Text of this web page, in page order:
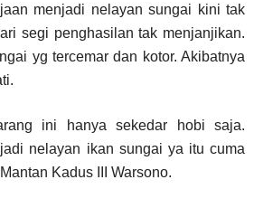
menjadi nelayan sungai kini tak
segi penghasilan tak menjanjikan.
yg tercemar dan kotor. Akibatnya
ini hanya sekedar hobi saja.
nelayan ikan sungai ya itu cuma
Kadus III Warsono.